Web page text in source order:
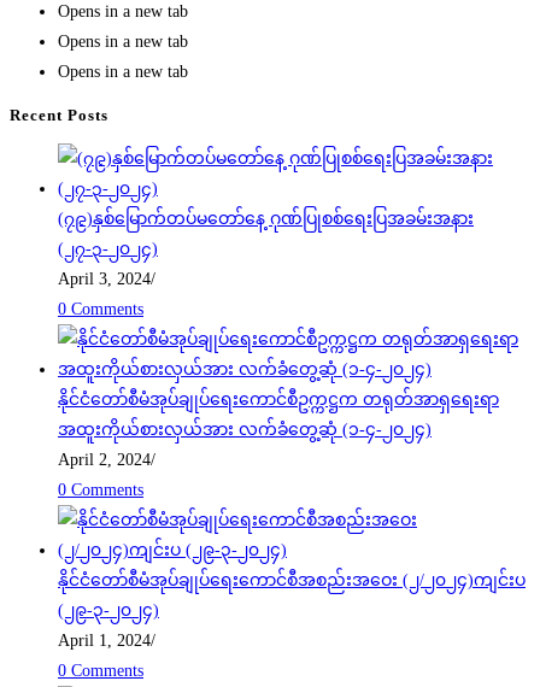
Opens in a new tab
Opens in a new tab
Opens in a new tab
Recent Posts
(၇၉)နှစ်မြောက်တပ်မတော်နေ့ ဂုဏ်ပြုစစ်ရေးပြအခမ်းအနား
(၂၇-၃-၂၀၂၄)
April 3, 2024/
0 Comments
နိုင်ငံတော်စီမံအုပ်ချုပ်ရေးကောင်စီဥက္ကဋ္ဌက တရုတ်အာရှရေးရာ
အထူးကိုယ်စားလှယ်အား လက်ခံတွေ့ဆုံ (၁-၄-၂၀၂၄)
April 2, 2024/
0 Comments
နိုင်ငံတော်စီမံအုပ်ချုပ်ရေးကောင်စီအစည်းအဝေး (၂/၂၀၂၄)ကျင်းပ
(၂၉-၃-၂၀၂၄)
April 1, 2024/
0 Comments